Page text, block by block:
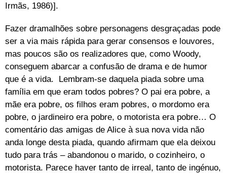
Irmãs, 1986)].
Fazer dramalhões sobre personagens desgraçadas pode
ser a via mais rápida para gerar consensos e louvores,
mas poucos são os realizadores que, como Woody,
conseguem abarcar a confusão de drama e de humor
que é a vida. Lembram-se daquela piada sobre uma
família em que eram todos pobres? O pai era pobre, a
mãe era pobre, os filhos eram pobres, o mordomo era
pobre, o jardineiro era pobre, o motorista era pobre… O
comentário das amigas de Alice à sua nova vida não
anda longe desta piada, quando afirmam que ela deixou
tudo para trás – abandonou o marido, o cozinheiro, o
motorista. Parece haver tanto de irreal, tanto de ingénuo,